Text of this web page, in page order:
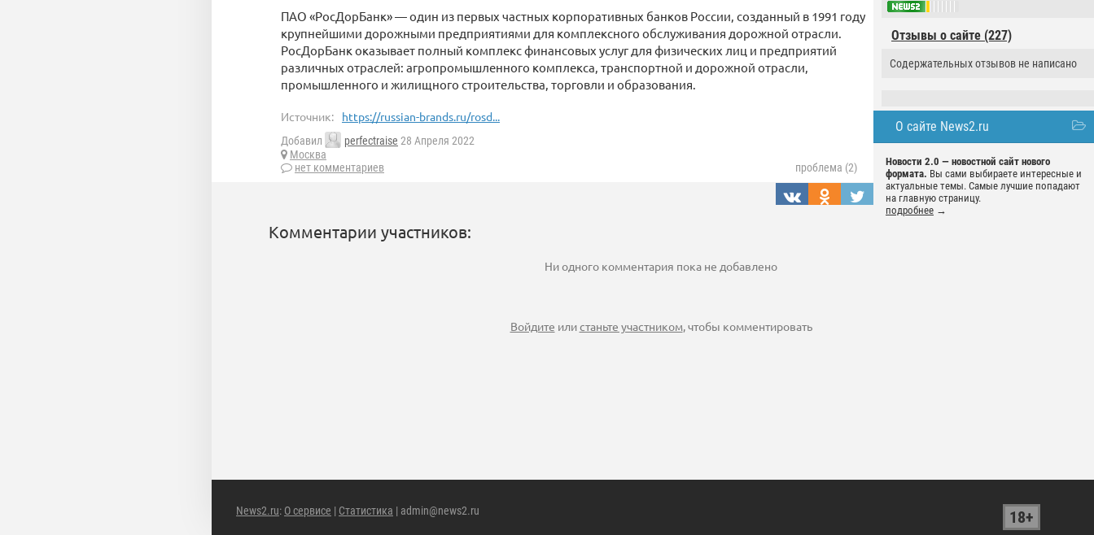
Отзывы о сайте (227)
Содержательных отзывов не написано
О сайте News2.ru
Новости 2.0 — новостной сайт нового
формата. Вы сами выбираете интересные и
актуальные темы. Самые лучшие попадают
на главную страницу.
подробнее →
ПАО «РосДорБанк» — один из первых частных корпоративных банков России, созданный в 1991 году
крупнейшими дорожными предприятиями для комплексного обслуживания дорожной отрасли.
РосДорБанк оказывает полный комплекс финансовых услуг для физических лиц и предприятий
различных отраслей: агропромышленного комплекса, транспортной и дорожной отрасли,
промышленного и жилищного строительства, торговли и образования.
Источник: https://russian-brands.ru/rosd...
Добавил perfectraise 28 Апреля 2022
Москва
нет комментариев
проблема (2)
Комментарии участников:
Ни одного комментария пока не добавлено
Войдите илистаньте участником, чтобы комментировать
News2.ru: О сервисе | Статистика | admin@news2.ru 18+